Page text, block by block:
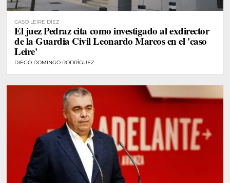
CASO LEIRE DÍEZ
El juez Pedraz cita como investigado al exdirector
de la Guardia Civil Leonardo Marcos en el 'caso
Leire'
DIEGO DOMINGO RODRÍGUEZ